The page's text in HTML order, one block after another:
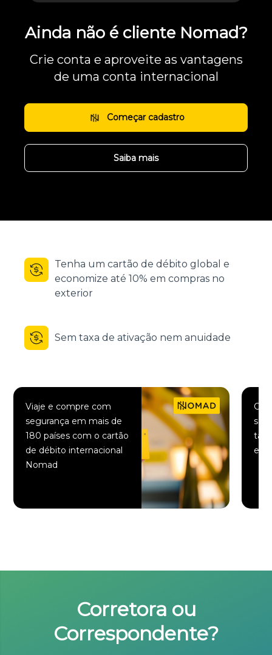
Ainda não é cliente Nomad?
Crie conta e aproveite as vantagens
de uma conta internacional
Começar cadastro
Saiba mais
Tenha um cartão de débito global e
economize até 10% em compras no
exterior
Sem taxa de ativação nem anuidade
Viaje e compre com
segurança em mais de
180 países com o cartão
de débito internacional
Nomad
Corretora ou
Correspondente?